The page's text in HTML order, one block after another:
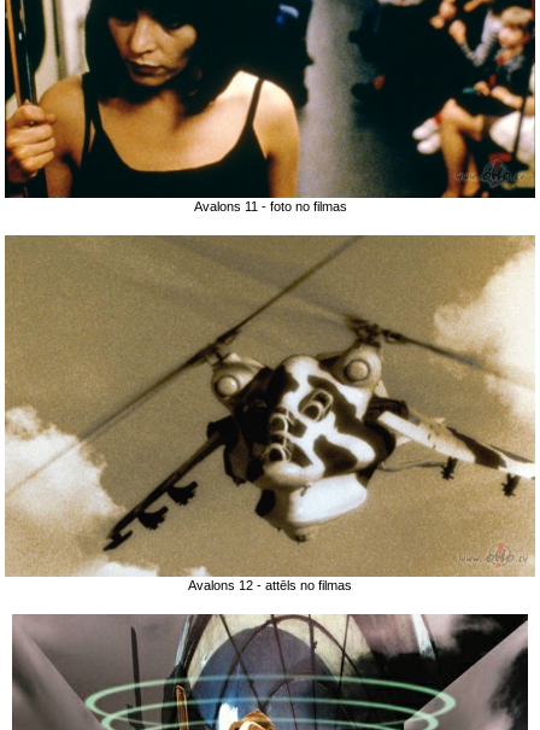
Avalons 11 - foto no filmas
Avalons 12 - attēls no filmas